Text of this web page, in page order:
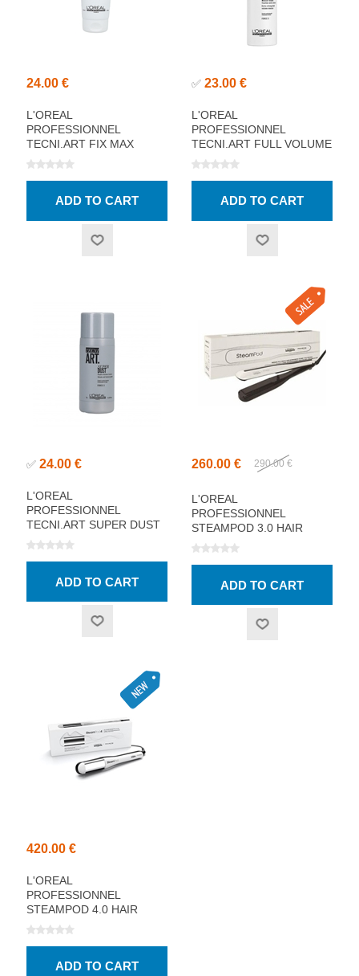
24.00 €
L'OREAL
PROFESSIONNEL
TECNI.ART FIX MAX
SHAPING GEL 200ML
✅ 23.00 €
L'OREAL
PROFESSIONNEL
TECNI.ART FULL VOLUME
MOUSSE 250ML
✅ 24.00 €
L'OREAL
PROFESSIONNEL
TECNI.ART SUPER DUST
VOLUME POWDER 7G
260.00 € 290.00 €
L'OREAL
PROFESSIONNEL
STEAMPOD 3.0 HAIR
STRAIGHTENER
420.00 €
L'OREAL
PROFESSIONNEL
STEAMPOD 4.0 HAIR
STRAIGHTENER